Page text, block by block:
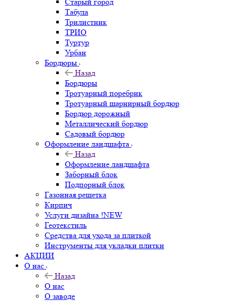
Табула
Трилистник
ТРИО
Туртур
Урбан
Бордюры
Назад
Бордюры
Тротуарный поребрик
Тротуарный шарнирный бордюр
Бордюр дорожный
Металлический бордюр
Садовый бордюр
Оформление ландшафта
Назад
Оформление ландшафта
Заборный блок
Подпорный блок
Газонная решетка
Кирпич
Услуги дизайна !NEW
Геотекстиль
Средства для ухода за плиткой
Инструменты для укладки плитки
АКЦИИ
О нас
Назад
О нас
О заводе